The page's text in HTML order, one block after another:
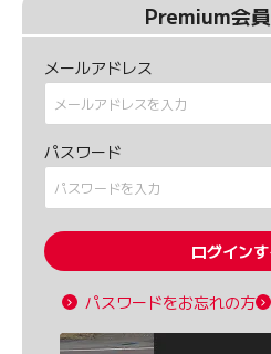
Premium会
メールアドレス
パスワード
ログイン
パスワードをお忘れの方